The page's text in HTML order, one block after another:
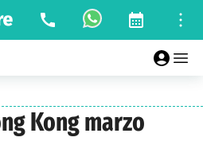
Kong marzo